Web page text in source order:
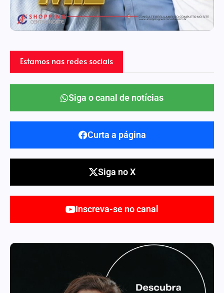
Estamos nas redes sociais
Siga o canal de notícias
Curta a página
Siga no X
Inscreva-se no canal